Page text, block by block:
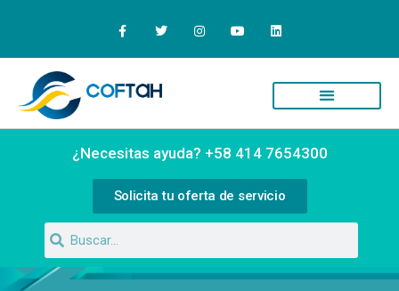
¿Necesitas ayuda? +58 414 7654300
Solicita tu oferta de servicio